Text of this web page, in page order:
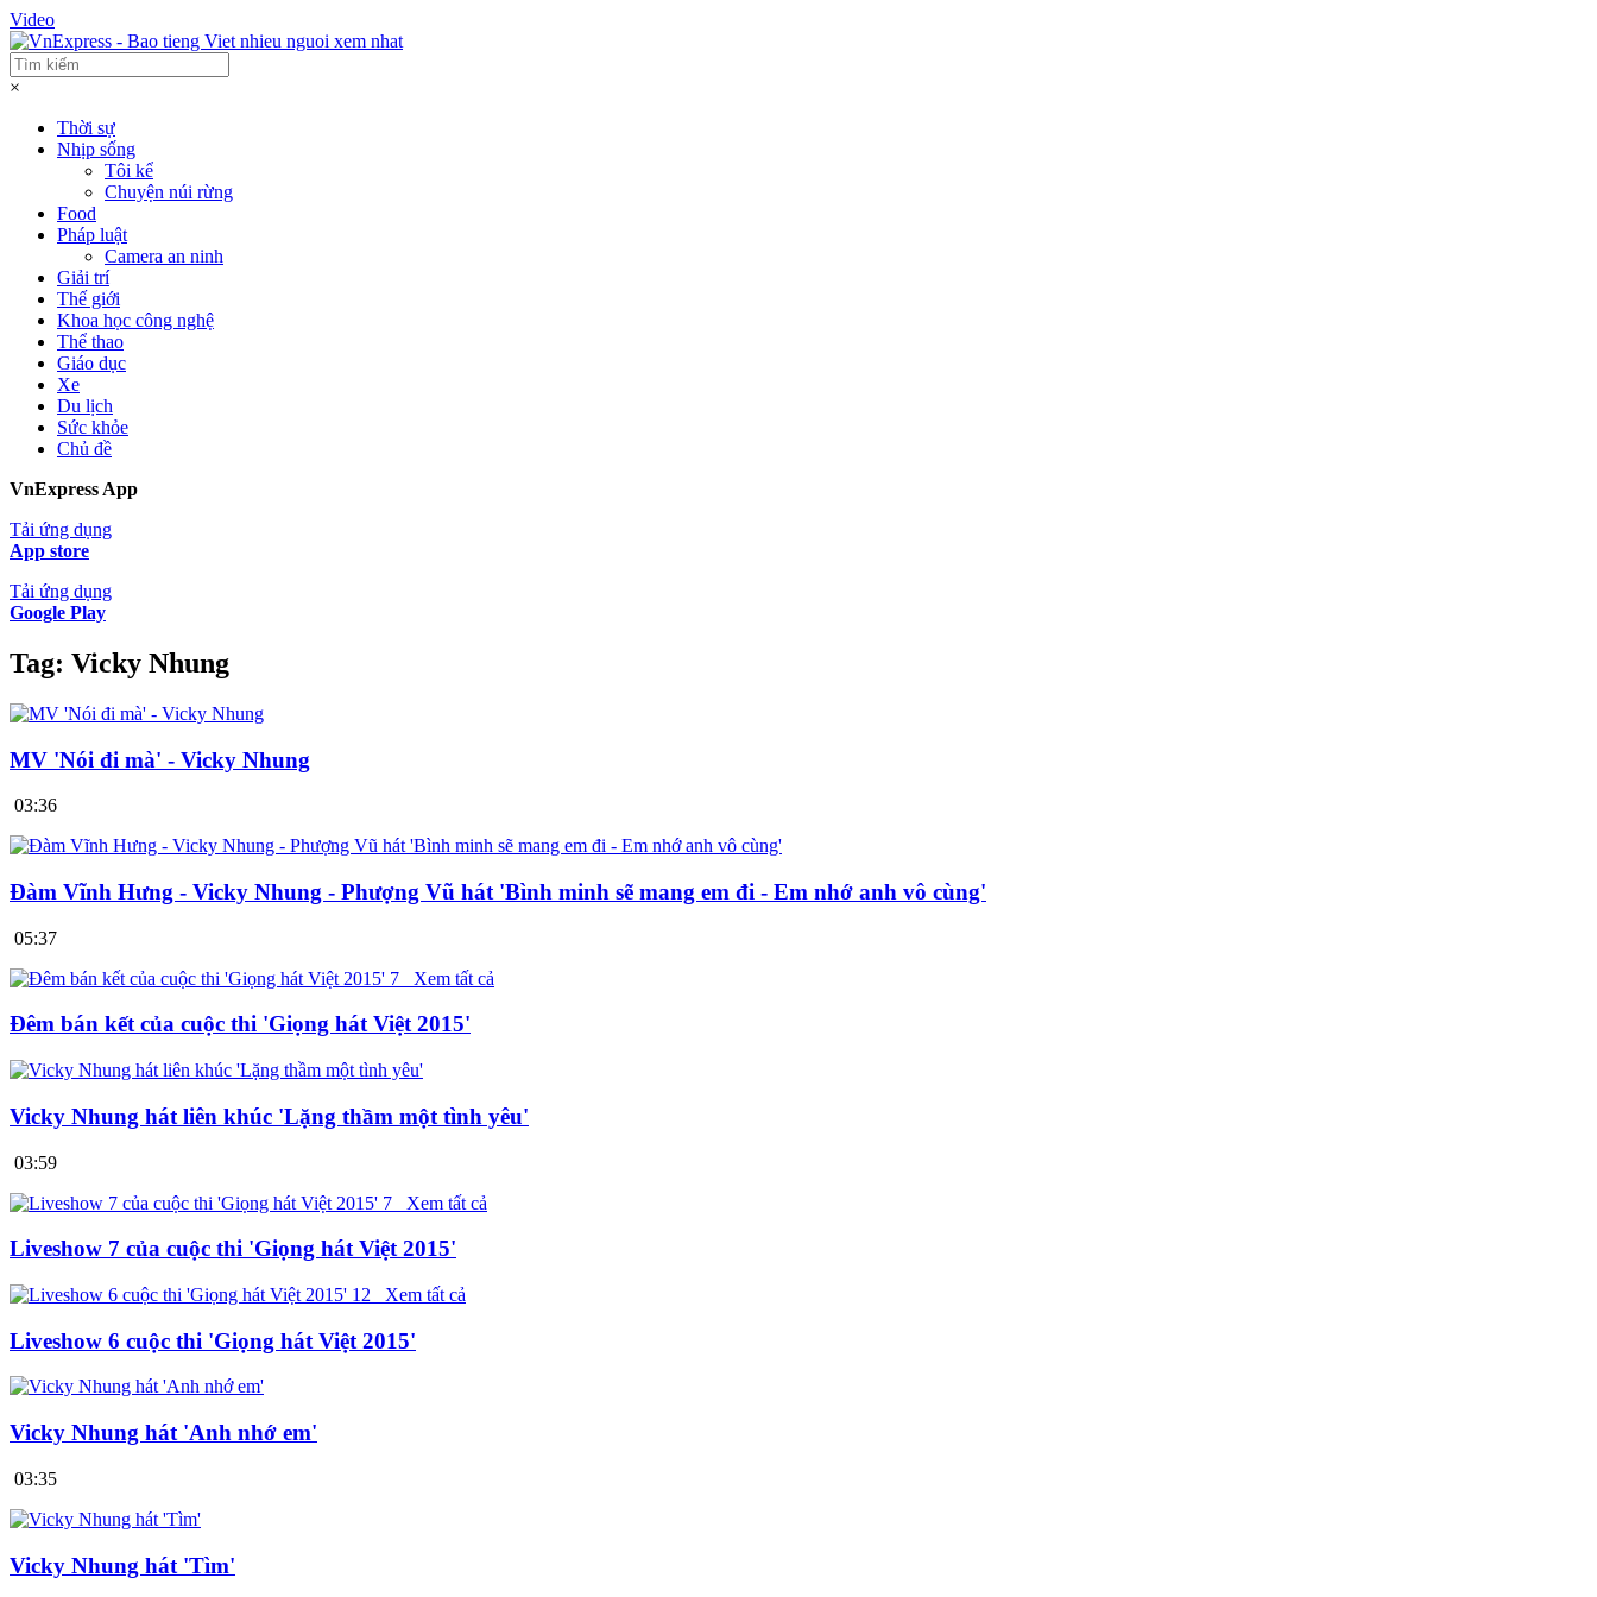
Video
×
Thời sự
Nhịp sống
Tôi kể
Chuyện núi rừng
Food
Pháp luật
Camera an ninh
Giải trí
Thế giới
Khoa học công nghệ
Thể thao
Giáo dục
Xe
Du lịch
Sức khỏe
Chủ đề
VnExpress App
Tải ứng dụng
App store
Tải ứng dụng
Google Play
Tag: Vicky Nhung
MV 'Nói đi mà' - Vicky Nhung
03:36
Đàm Vĩnh Hưng - Vicky Nhung - Phượng Vũ hát 'Bình minh sẽ mang em đi - Em nhớ anh vô cùng'
05:37
7
Xem tất cả
Đêm bán kết của cuộc thi 'Giọng hát Việt 2015'
Vicky Nhung hát liên khúc 'Lặng thầm một tình yêu'
03:59
7
Xem tất cả
Liveshow 7 của cuộc thi 'Giọng hát Việt 2015'
12 Xem tất cả
Liveshow 6 cuộc thi 'Giọng hát Việt 2015'
Vicky Nhung hát 'Anh nhớ em'
03:35
Vicky Nhung hát 'Tìm'